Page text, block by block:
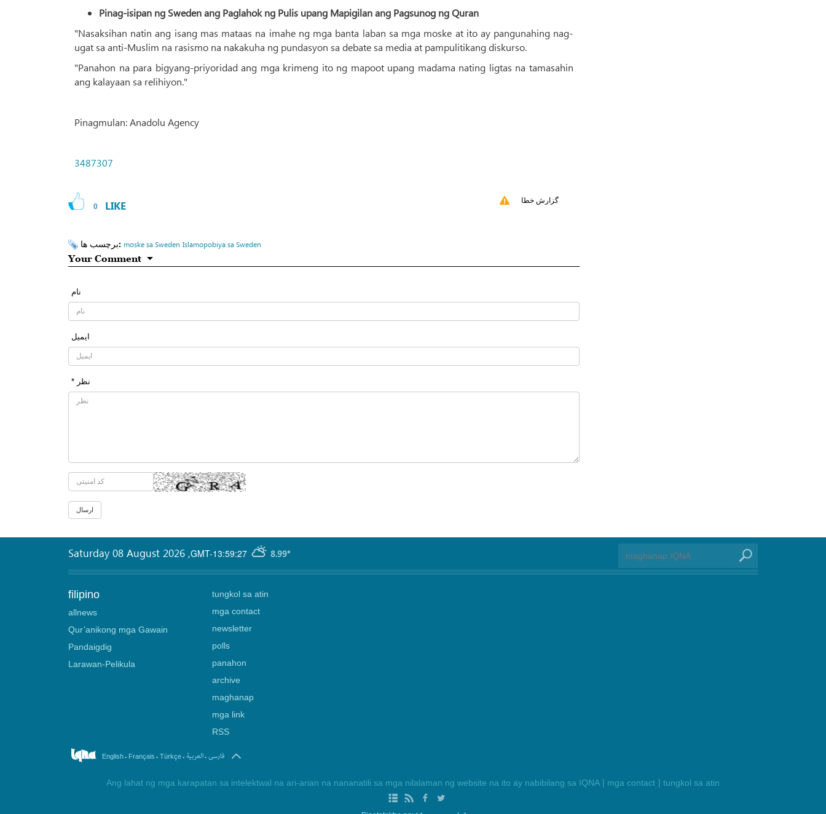
Pinag-isipan ng Sweden ang Paglahok ng Pulis upang Mapigilan ang Pagsunog ng Quran
"Nasaksihan natin ang isang mas mataas na imahe ng mga banta laban sa mga moske at ito ay pangunahing nag-
ugat sa anti-Muslim na rasismo na nakakuha ng pundasyon sa debate sa media at pampulitikang diskurso.
"Panahon na para bigyang-priyoridad ang mga krimeng ito ng mapoot upang madama nating ligtas na tamasahin
ang kalayaan sa relihiyon."
Pinagmulan: Anadolu Agency
3487307
0 LIKE گزارش خطا
برچسب ها: moske sa Sweden Islamopobiya sa Sweden
Your Comment
نام
ایمیل
* نظر
GMT-13:59:27 8.99°
Saturday 08 August 2026 ,
filipino
allnews
Qur’anikong mga Gawain
Pandaigdig
Larawan-Pelikula
tungkol sa atin
mga contact
newsletter
polls
panahon
archive
maghanap
mga link
RSS
English. Français . Türkçe. العربیة.فارسی
Ang lahat ng mga karapatan sa intelektwal na ari-arian na nananatili sa mga nilalaman ng website na ito ay nabibilang sa IQNA mga contact tungkol sa atin